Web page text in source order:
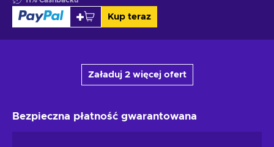
Kup teraz
Załaduj 2 więcej ofert
Bezpieczna płatność gwarantowana